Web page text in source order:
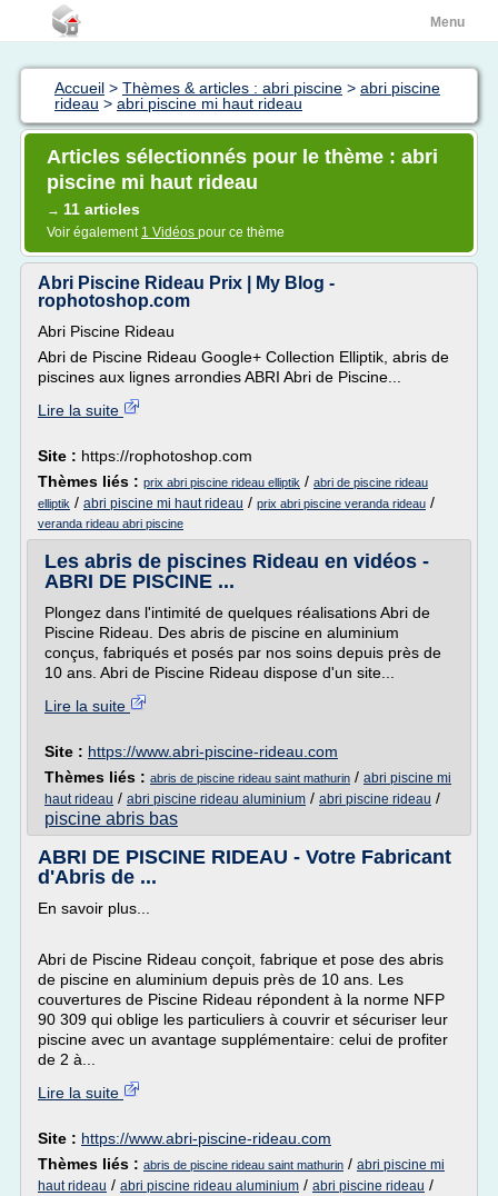
Menu
Accueil > Thèmes & articles : abri piscine > abri piscine
rideau > abri piscine mi haut rideau
Articles sélectionnés pour le thème : abri
piscine mi haut rideau
→ 11 articles
Voir également 1 Vidéos pour ce thème
Abri Piscine Rideau Prix | My Blog -
rophotoshop.com
Abri Piscine Rideau
Abri de Piscine Rideau Google+ Collection Elliptik, abris de
piscines aux lignes arrondies ABRI Abri de Piscine...
Lire la suite
Site : https://rophotoshop.com
Thèmes liés : prix abri piscine rideau elliptik / abri de piscine rideau
elliptik / abri piscine mi haut rideau / prix abri piscine veranda rideau /
veranda rideau abri piscine
Les abris de piscines Rideau en vidéos -
ABRI DE PISCINE ...
Plongez dans l'intimité de quelques réalisations Abri de
Piscine Rideau. Des abris de piscine en aluminium
conçus, fabriqués et posés par nos soins depuis près de
10 ans. Abri de Piscine Rideau dispose d'un site...
Lire la suite
Site : https://www.abri-piscine-rideau.com
Thèmes liés : abris de piscine rideau saint mathurin / abri piscine mi
haut rideau / abri piscine rideau aluminium / abri piscine rideau /
piscine abris bas
ABRI DE PISCINE RIDEAU - Votre Fabricant
d'Abris de ...
En savoir plus...
Abri de Piscine Rideau conçoit, fabrique et pose des abris
de piscine en aluminium depuis près de 10 ans. Les
couvertures de Piscine Rideau répondent à la norme NFP
90 309 qui oblige les particuliers à couvrir et sécuriser leur
piscine avec un avantage supplémentaire: celui de profiter
de 2 à...
Lire la suite
Site : https://www.abri-piscine-rideau.com
Thèmes liés : abris de piscine rideau saint mathurin / abri piscine mi
haut rideau / abri piscine rideau aluminium / abri piscine rideau /